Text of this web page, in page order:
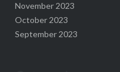
November 2023
October 2023
September 2023